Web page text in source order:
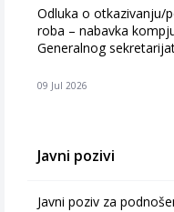
Odluka o otkazivanju/
roba – nabavka
Generalnog
09 Jul 2026
Javni pozivi
Javni poziv za